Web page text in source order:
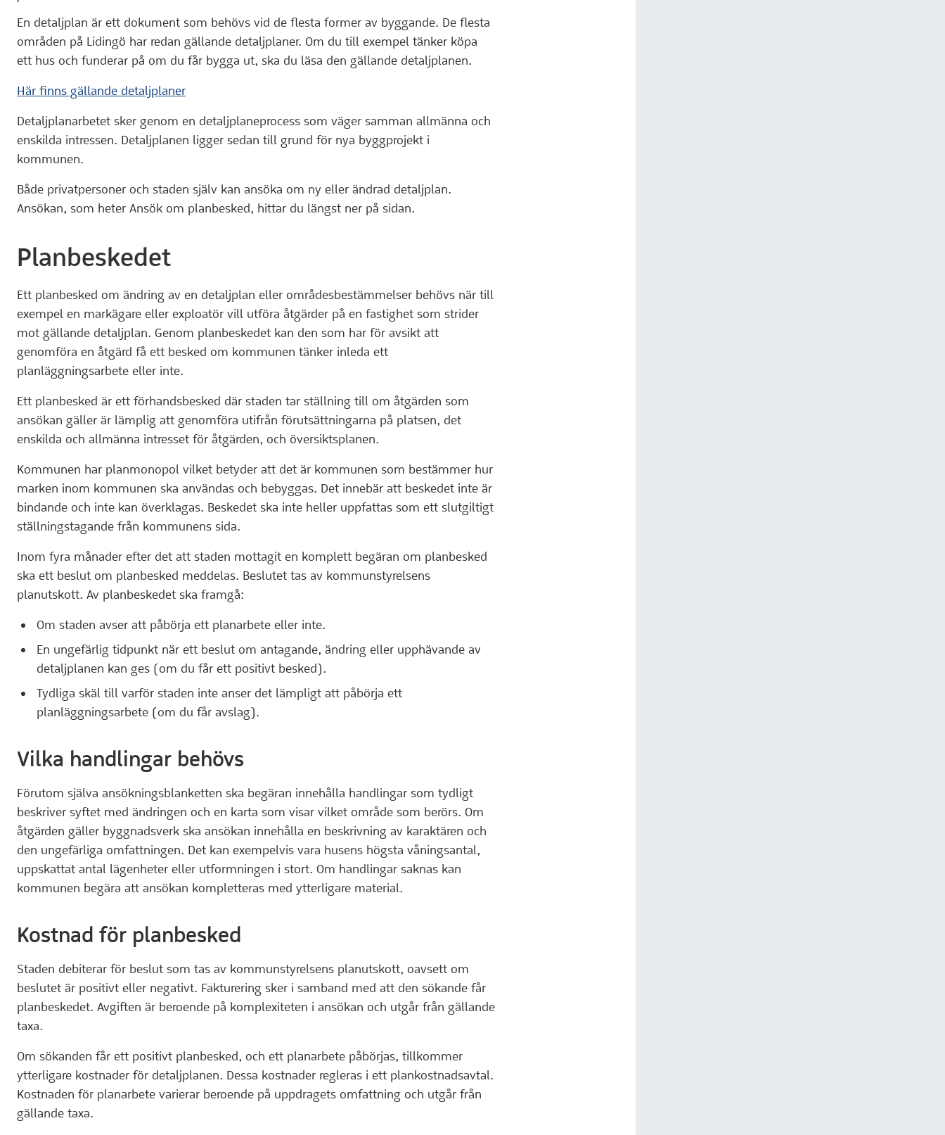
En detaljplan är ett dokument som behövs vid de flesta former av byggande. De flesta
områden på Lidingö har redan gällande detaljplaner. Om du till exempel tänker köpa
ett hus och funderar på om du får bygga ut, ska du läsa den gällande detaljplanen.
Här finns gällande detaljplaner
Detaljplanarbetet sker genom en detaljplaneprocess som väger samman allmänna och
enskilda intressen. Detaljplanen ligger sedan till grund för nya byggprojekt i
kommunen.
Både privatpersoner och staden själv kan ansöka om ny eller ändrad detaljplan.
Ansökan, som heter Ansök om planbesked, hittar du längst ner på sidan.
Planbeskedet
Ett planbesked om ändring av en detaljplan eller områdesbestämmelser behövs när till
exempel en markägare eller exploatör vill utföra åtgärder på en fastighet som strider
mot gällande detaljplan. Genom planbeskedet kan den som har för avsikt att
genomföra en åtgärd få ett besked om kommunen tänker inleda ett
planläggningsarbete eller inte.
Ett planbesked är ett förhandsbesked där staden tar ställning till om åtgärden som
ansökan gäller är lämplig att genomföra utifrån förutsättningarna på platsen, det
enskilda och allmänna intresset för åtgärden, och översiktsplanen.
Kommunen har planmonopol vilket betyder att det är kommunen som bestämmer hur
marken inom kommunen ska användas och bebyggas. Det innebär att beskedet inte är
bindande och inte kan överklagas. Beskedet ska inte heller uppfattas som ett slutgiltigt
ställningstagande från kommunens sida.
Inom fyra månader efter det att staden mottagit en komplett begäran om planbesked
ska ett beslut om planbesked meddelas. Beslutet tas av kommunstyrelsens
planutskott. Av planbeskedet ska framgå:
Om staden avser att påbörja ett planarbete eller inte.
En ungefärlig tidpunkt när ett beslut om antagande, ändring eller upphävande av
detaljplanen kan ges (om du får ett positivt besked).
Tydliga skäl till varför staden inte anser det lämpligt att påbörja ett
planläggningsarbete (om du får avslag).
Vilka handlingar behövs
Förutom själva ansökningsblanketten ska begäran innehålla handlingar som tydligt
beskriver syftet med ändringen och en karta som visar vilket område som berörs. Om
åtgärden gäller byggnadsverk ska ansökan innehålla en beskrivning av karaktären och
den ungefärliga omfattningen. Det kan exempelvis vara husens högsta våningsantal,
uppskattat antal lägenheter eller utformningen i stort. Om handlingar saknas kan
kommunen begära att ansökan kompletteras med ytterligare material.
Kostnad för planbesked
Staden debiterar för beslut som tas av kommunstyrelsens planutskott, oavsett om
beslutet är positivt eller negativt. Fakturering sker i samband med att den sökande får
planbeskedet. Avgiften är beroende på komplexiteten i ansökan och utgår från gällande
taxa.
Om sökanden får ett positivt planbesked, och ett planarbete påbörjas, tillkommer
ytterligare kostnader för detaljplanen. Dessa kostnader regleras i ett plankostnadsavtal.
Kostnaden för planarbete varierar beroende på uppdragets omfattning och utgår från
gällande taxa.